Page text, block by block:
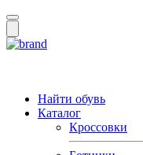
Найти обувь
Каталог
Кроссовки